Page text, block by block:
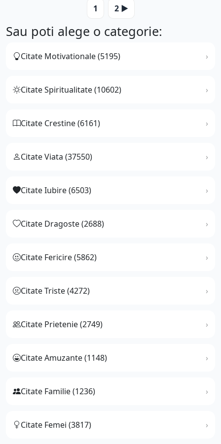
1 2 ▶️
Sau poti alege o categorie:
Citate Motivationale (5195)
Citate Spiritualitate (10602)
Citate Crestine (6161)
Citate Viata (37550)
Citate Iubire (6503)
Citate Dragoste (2688)
Citate Fericire (5862)
Citate Triste (4272)
Citate Prietenie (2749)
Citate Amuzante (1148)
Citate Familie (1236)
Citate Femei (3817)